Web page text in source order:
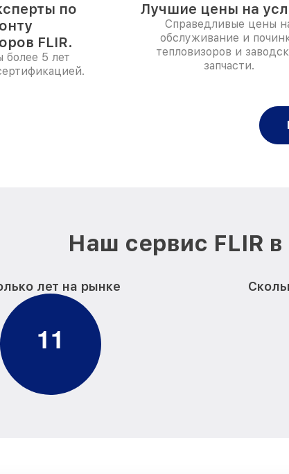
по
FLIR.
более 5 лет
Лучшие цены на
Справедливые цены
обслуживание и
тепловизоров и
запчасти.
Наш сервис FLIR
лет на рынке
11